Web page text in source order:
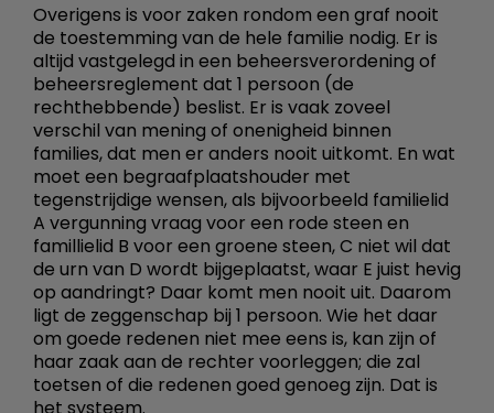
Overigens is voor zaken rondom een graf nooit
de toestemming van de hele familie nodig. Er is
altijd vastgelegd in een beheersverordening of
beheersreglement dat 1 persoon (de
rechthebbende) beslist. Er is vaak zoveel
verschil van mening of onenigheid binnen
families, dat men er anders nooit uitkomt. En wat
moet een begraafplaatshouder met
tegenstrijdige wensen, als bijvoorbeeld familielid
A vergunning vraag voor een rode steen en
famillielid B voor een groene steen, C niet wil dat
de urn van D wordt bijgeplaatst, waar E juist hevig
op aandringt? Daar komt men nooit uit. Daarom
ligt de zeggenschap bij 1 persoon. Wie het daar
om goede redenen niet mee eens is, kan zijn of
haar zaak aan de rechter voorleggen; die zal
toetsen of die redenen goed genoeg zijn. Dat is
het systeem.